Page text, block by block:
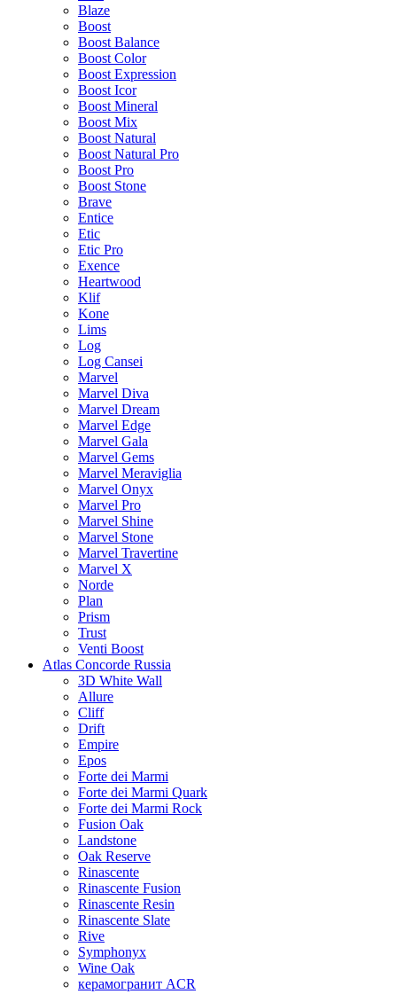
Blaze
Boost
Boost Balance
Boost Color
Boost Expression
Boost Icor
Boost Mineral
Boost Mix
Boost Natural
Boost Natural Pro
Boost Pro
Boost Stone
Brave
Entice
Etic
Etic Pro
Exence
Heartwood
Klif
Kone
Lims
Log
Log Cansei
Marvel
Marvel Diva
Marvel Dream
Marvel Edge
Marvel Gala
Marvel Gems
Marvel Meraviglia
Marvel Onyx
Marvel Pro
Marvel Shine
Marvel Stone
Marvel Travertine
Marvel X
Norde
Plan
Prism
Trust
Venti Boost
Atlas Concorde Russia
3D White Wall
Allure
Cliff
Drift
Empire
Epos
Forte dei Marmi
Forte dei Marmi Quark
Forte dei Marmi Rock
Fusion Oak
Landstone
Oak Reserve
Rinascente
Rinascente Fusion
Rinascente Resin
Rinascente Slate
Rive
Symphonyx
Wine Oak
керамогранит ACR